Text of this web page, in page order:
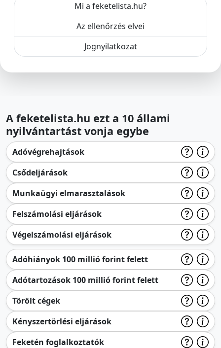
Mi a feketelista.hu?
Az ellenőrzés elvei
Jognyilatkozat
A feketelista.hu ezt a 10 állami
nyilvántartást vonja egybe
Adóvégrehajtások
Csődeljárások
Munkaügyi elmarasztalások
Felszámolási eljárások
Végelszámolási eljárások
Adóhiányok 100 millió forint felett
Adótartozások 100 millió forint felett
Törölt cégek
Kényszertörlési eljárások
Feketén foglalkoztatók